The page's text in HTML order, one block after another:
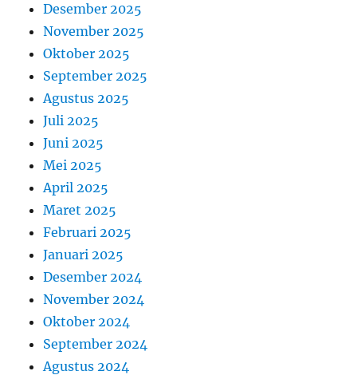
Desember 2025
November 2025
Oktober 2025
September 2025
Agustus 2025
Juli 2025
Juni 2025
Mei 2025
April 2025
Maret 2025
Februari 2025
Januari 2025
Desember 2024
November 2024
Oktober 2024
September 2024
Agustus 2024